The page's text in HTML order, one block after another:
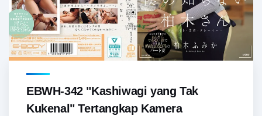
EBWH-342 "Kashiwagi yang Tak
Kukenal" Tertangkap Kamera